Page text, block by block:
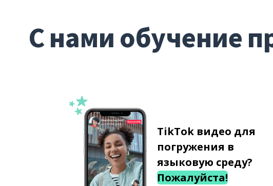
С нами обучение
TikTok видео для
погружения в
языковую среду?
Пожалуйста!